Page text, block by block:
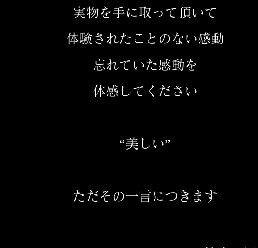
実物を手に取って頂いて
体験されたことのない感動
忘れていた感動を
体感してください
“美しい”
ただその一言につきます